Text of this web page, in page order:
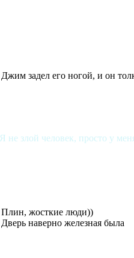
Джим задел его ногой, и он
Я не злой человек, просто у
Плин, жосткие люди))
Дверь наверно железная была